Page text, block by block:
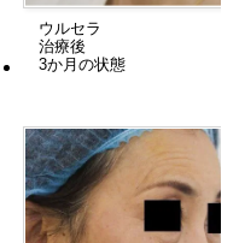
ウルセラ
治療後
3か月の状態